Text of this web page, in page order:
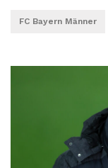
FC Bayern Männer